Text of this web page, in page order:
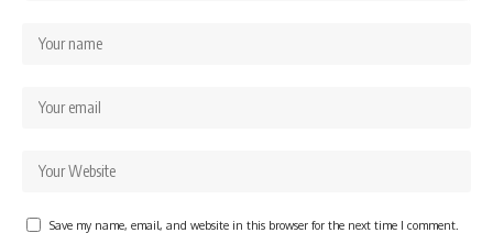
Save my name, email, and website in this browser for the next time I comment.